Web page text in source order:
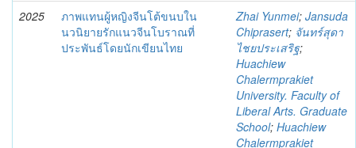
2025
ภาพแทนผู้หญิงจีนโต้ขนบใน
นวนิยายรักแนวจีนโบราณที่
ประพันธ์โดยนักเขียนไทย
Zhai Yunmei; Jansuda
Chiprasert; จันทร์สุดา
ไชยประเสริฐ;
Huachiew
Chalermprakiet
University. Faculty of
Liberal Arts. Graduate
School; Huachiew
Chalermprakiet